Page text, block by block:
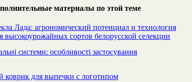
материалы по этой теме
Лада: агрономический потенциал и технология
высокоурожайных сортов белорусской селекции
системи: особливості застосування
коврик для выпечки с логотипом